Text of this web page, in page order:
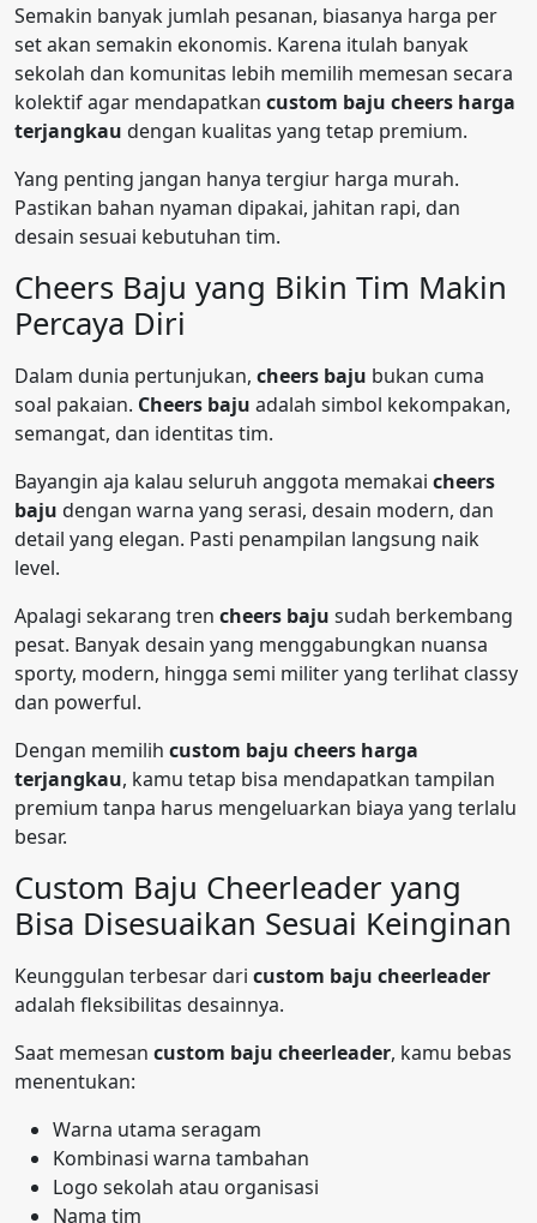
Semakin banyak jumlah pesanan, biasanya harga per
set akan semakin ekonomis. Karena itulah banyak
sekolah dan komunitas lebih memilih memesan secara
kolektif agar mendapatkan custom baju cheers harga
terjangkau dengan kualitas yang tetap premium.
Yang penting jangan hanya tergiur harga murah.
Pastikan bahan nyaman dipakai, jahitan rapi, dan
desain sesuai kebutuhan tim.
Cheers Baju yang Bikin Tim Makin
Percaya Diri
Dalam dunia pertunjukan, cheers baju bukan cuma
soal pakaian. Cheers baju adalah simbol kekompakan,
semangat, dan identitas tim.
Bayangin aja kalau seluruh anggota memakai cheers
baju dengan warna yang serasi, desain modern, dan
detail yang elegan. Pasti penampilan langsung naik
level.
Apalagi sekarang tren cheers baju sudah berkembang
pesat. Banyak desain yang menggabungkan nuansa
sporty, modern, hingga semi militer yang terlihat classy
dan powerful.
Dengan memilih custom baju cheers harga
terjangkau, kamu tetap bisa mendapatkan tampilan
premium tanpa harus mengeluarkan biaya yang terlalu
besar.
Custom Baju Cheerleader yang
Bisa Disesuaikan Sesuai Keinginan
Keunggulan terbesar dari custom baju cheerleader
adalah fleksibilitas desainnya.
Saat memesan custom baju cheerleader, kamu bebas
menentukan:
Warna utama seragam
Kombinasi warna tambahan
Logo sekolah atau organisasi
Nama tim